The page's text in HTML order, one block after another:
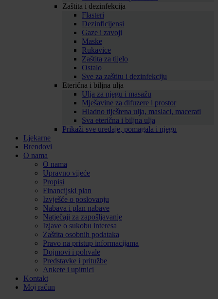
Zaštita i dezinfekcija
Flasteri
Dezinficijensi
Gaze i zavoji
Maske
Rukavice
Zaštita za tijelo
Ostalo
Sve za zaštitu i dezinfekciju
Eterična i biljna ulja
Ulja za njegu i masažu
Mješavine za difuzere i prostor
Hladno tiještena ulja, maslaci, macerati
Sva eterična i biljna ulja
Prikaži sve uređaje, pomagala i njegu
Ljekarne
Brendovi
O nama
O nama
Upravno vijeće
Propisi
Financijski plan
Izvješće o poslovanju
Nabava i plan nabave
Natječaji za zapošljavanje
Izjave o sukobu interesa
Zaštita osobnih podataka
Pravo na pristup informacijama
Dojmovi i pohvale
Predstavke i pritužbe
Ankete i upitnici
Kontakt
Moj račun